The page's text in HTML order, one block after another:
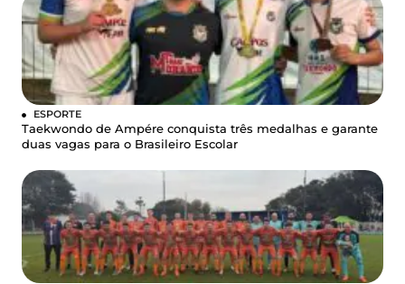
ESPORTE
Taekwondo de Ampére conquista três medalhas e garante
duas vagas para o Brasileiro Escolar